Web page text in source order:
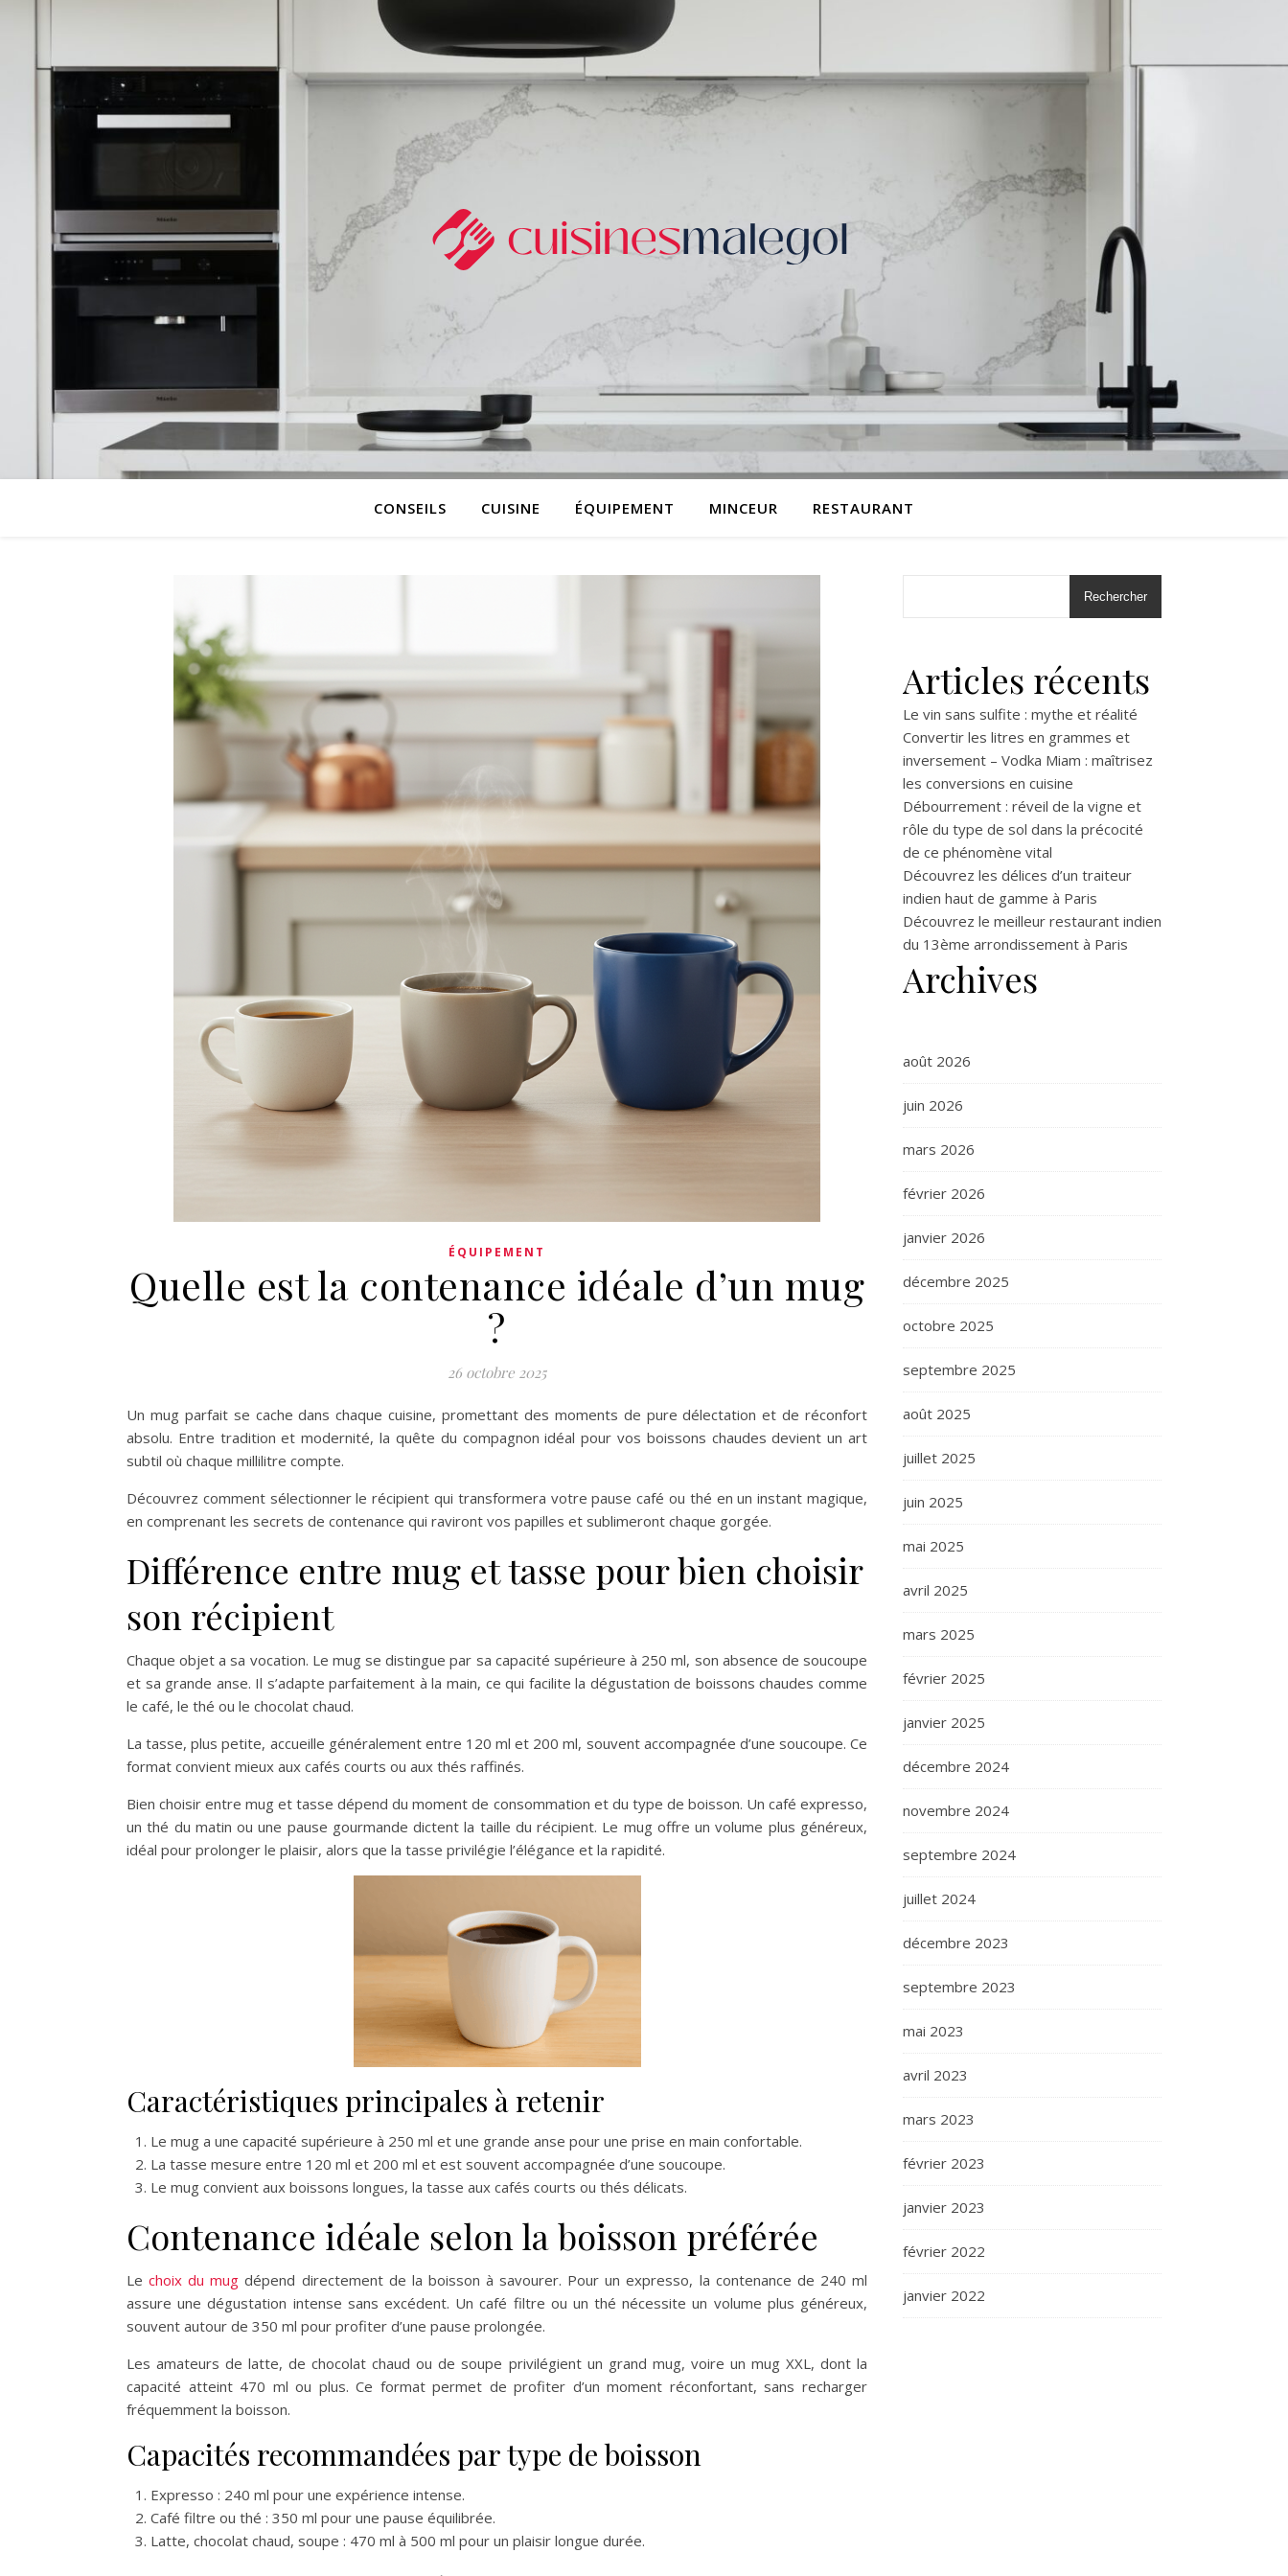
CONSEILS CUISINE ÉQUIPEMENT MINCEUR RESTAURANT
ÉQUIPEMENT
Quelle est la contenance idéale d’un mug
?
26 octobre 2025
Un mug parfait se cache dans chaque cuisine, promettant des moments de pure délectation et de réconfort
absolu. Entre tradition et modernité, la quête du compagnon idéal pour vos boissons chaudes devient un art
subtil où chaque millilitre compte.
Découvrez comment sélectionner le récipient qui transformera votre pause café ou thé en un instant magique,
en comprenant les secrets de contenance qui raviront vos papilles et sublimeront chaque gorgée.
Différence entre mug et tasse pour bien choisir
son récipient
Chaque objet a sa vocation. Le mug se distingue par sa capacité supérieure à 250 ml, son absence de soucoupe
et sa grande anse. Il s’adapte parfaitement à la main, ce qui facilite la dégustation de boissons chaudes comme
le café, le thé ou le chocolat chaud.
La tasse, plus petite, accueille généralement entre 120 ml et 200 ml, souvent accompagnée d’une soucoupe. Ce
format convient mieux aux cafés courts ou aux thés raffinés.
Bien choisir entre mug et tasse dépend du moment de consommation et du type de boisson. Un café expresso,
un thé du matin ou une pause gourmande dictent la taille du récipient. Le mug offre un volume plus généreux,
idéal pour prolonger le plaisir, alors que la tasse privilégie l’élégance et la rapidité.
Caractéristiques principales à retenir
Le mug a une capacité supérieure à 250 ml et une grande anse pour une prise en main confortable.
La tasse mesure entre 120 ml et 200 ml et est souvent accompagnée d’une soucoupe.
Le mug convient aux boissons longues, la tasse aux cafés courts ou thés délicats.
Contenance idéale selon la boisson préférée
Lechoix du mug dépend directement de la boisson à savourer. Pour un expresso, la contenance de 240 ml
assure une dégustation intense sans excédent. Un café filtre ou un thé nécessite un volume plus généreux,
souvent autour de 350 ml pour profiter d’une pause prolongée.
Les amateurs de latte, de chocolat chaud ou de soupe privilégient un grand mug, voire un mug XXL, dont la
capacité atteint 470 ml ou plus. Ce format permet de profiter d’un moment réconfortant, sans recharger
fréquemment la boisson.
Capacités recommandées par type de boisson
Expresso : 240 ml pour une expérience intense.
Café filtre ou thé : 350 ml pour une pause équilibrée.
Latte, chocolat chaud, soupe : 470 ml à 500 ml pour un plaisir longue durée.
Rechercher
Articles récents
Le vin sans sulfite : mythe et réalité
Convertir les litres en grammes et
inversement – Vodka Miam : maîtrisez
les conversions en cuisine
Débourrement : réveil de la vigne et
rôle du type de sol dans la précocité
de ce phénomène vital
Découvrez les délices d’un traiteur
indien haut de gamme à Paris
Découvrez le meilleur restaurant indien
du 13ème arrondissement à Paris
Archives
août 2026
juin 2026
mars 2026
février 2026
janvier 2026
décembre 2025
octobre 2025
septembre 2025
août 2025
juillet 2025
juin 2025
mai 2025
avril 2025
mars 2025
février 2025
janvier 2025
décembre 2024
novembre 2024
septembre 2024
juillet 2024
décembre 2023
septembre 2023
mai 2023
avril 2023
mars 2023
février 2023
janvier 2023
février 2022
janvier 2022